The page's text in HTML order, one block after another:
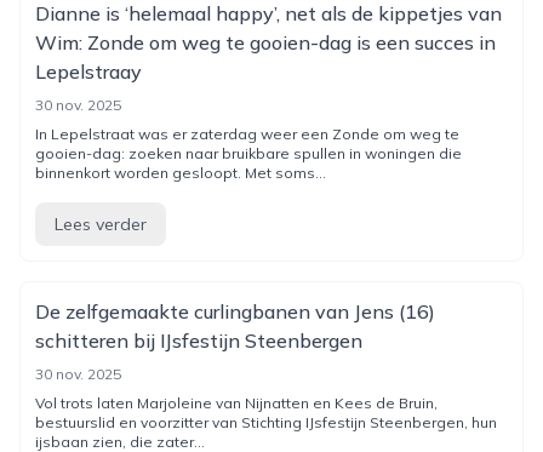
Dianne is ‘helemaal happy’, net als de kippetjes van
Wim: Zonde om weg te gooien-dag is een succes in
Lepelstraay
30 nov. 2025
In Lepelstraat was er zaterdag weer een Zonde om weg te
gooien-dag: zoeken naar bruikbare spullen in woningen die
binnenkort worden gesloopt. Met soms...
Lees verder
De zelfgemaakte curlingbanen van Jens (16)
schitteren bij IJsfestijn Steenbergen
30 nov. 2025
Vol trots laten Marjoleine van Nijnatten en Kees de Bruin,
bestuurslid en voorzitter van Stichting IJsfestijn Steenbergen, hun
ijsbaan zien, die zater...